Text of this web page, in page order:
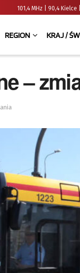
101,4 MHz | 90,4 Kielce
REGION KRAJ /
–